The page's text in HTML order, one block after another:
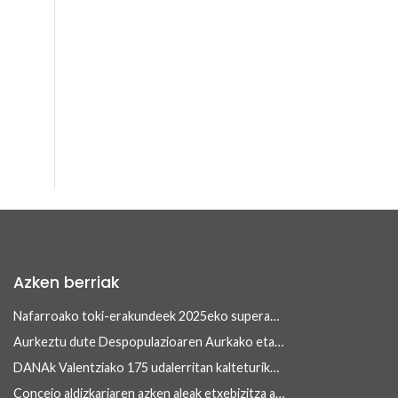
Azken berriak
Nafarroako toki-erakundeek 2025eko superabita finantzarioki jasangarriak diren inbertsioak egiteko erabili ahalko dute 13/2026 Errege lege-dekretua onetsi ondoren
Aurkeztu dute Despopulazioaren Aurkako eta Landa Garapenerako Foru Legearen aurreproiektua
DANAk Valentziako 175 udalerritan kalteturiko azpiegiturak berreraikitzen parte-hartuko dute Nafarroako toki-erakundeek
Concejo aldizkariaren azken aleak etxebizitza arloan ekiteko toki-erakundeek dituzten tresnak ditu ardatz